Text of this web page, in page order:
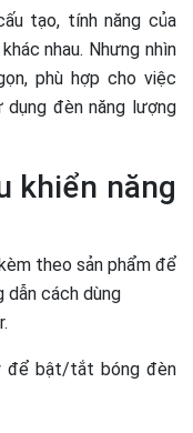
tạo, tính năng của
nhau. Nhưng nhìn
phù hợp cho việc
dụng đèn năng lượng
khiển năng
theo sản phẩm để
dẫn cách dùng
để bật/tắt bóng đèn